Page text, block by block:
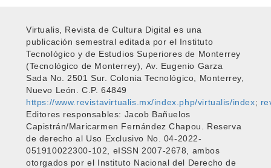
Virtualis, Revista de Cultura Digital es una
publicación semestral editada por el Instituto
Tecnológico y de Estudios Superiores de Monterrey
(Tecnológico de Monterrey), Av. Eugenio Garza
Sada No. 2501 Sur. Colonia Tecnológico, Monterrey,
Nuevo León. C.P. 64849
https://www.revistavirtualis.mx/index.php/virtualis/index;
Editores responsables: Jacob Bañuelos
Capistrán/Maricarmen Fernández Chapou. Reserva
de derecho al Uso Exclusivo No. 04-2022-
051910022300-102, eISSN 2007-2678, ambos
otorgados por el Instituto Nacional del Derecho de